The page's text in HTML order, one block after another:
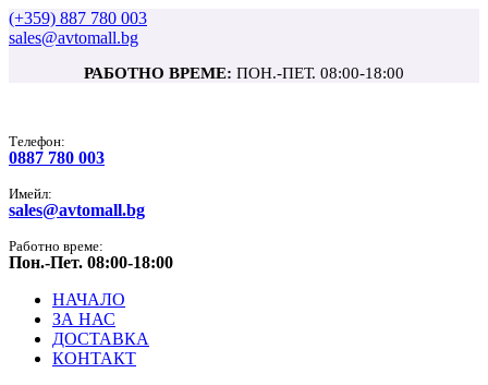
(+359) 887 780 003
sales@avtomall.bg
РАБОТНО ВРЕМЕ: ПОН.-ПЕТ. 08:00-18:00
Tелефон:
0887 780 003
Имейл:
sales@avtomall.bg
Работно време:
Пон.-Пет. 08:00-18:00
НАЧАЛО
ЗА НАС
ДОСТАВКА
КОНТАКТ